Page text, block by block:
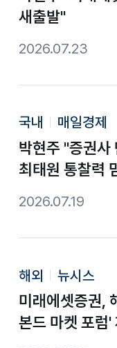
새출발"
2026.07.23
국내 매일경제
박현주 "증권사
최태원 통찰력
2026.07.19
해외 뉴시스
미래에셋증권,
본드 마켓 포럼'